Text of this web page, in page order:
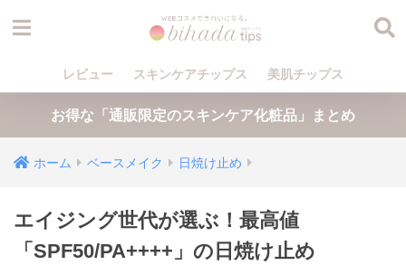
レビュー スキンケアチップス 美肌チップス
お得な「通販限定のスキンケア化粧品」まとめ
ホーム ベースメイク 日焼け止め
エイジング世代が選ぶ！最高値
「SPF50/PA++++」の日焼け止め